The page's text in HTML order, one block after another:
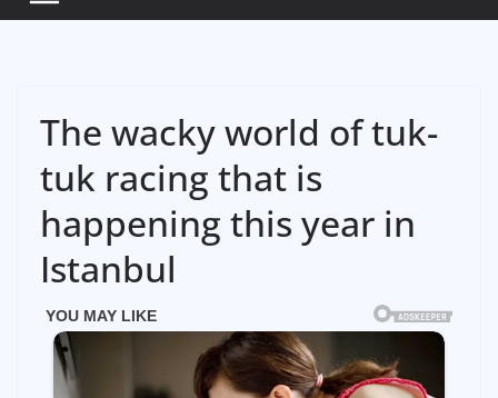
The wacky world of tuk-
tuk racing that is
happening this year in
Istanbul